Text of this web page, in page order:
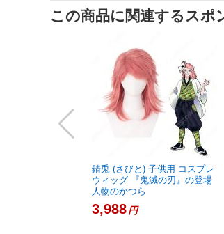
この商品に関連するスポ
錆兎 (さびと) 子供用 コスプレ
ウィッグ 『鬼滅の刃』の登場
人物のかつら
3,988円